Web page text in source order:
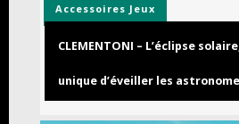
Accessoires Jeux
CLEMENTONI – L’éclipse
unique d’éveiller les